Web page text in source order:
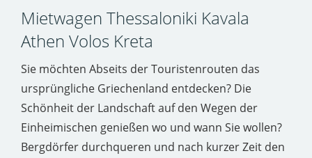
Mietwagen Thessaloniki Kavala
Athen Volos Kreta
Sie möchten Abseits der Touristenrouten das
ursprüngliche Griechenland entdecken? Die
Schönheit der Landschaft auf den Wegen der
Einheimischen genießen wo und wann Sie wollen?
Bergdörfer durchqueren und nach kurzer Zeit den